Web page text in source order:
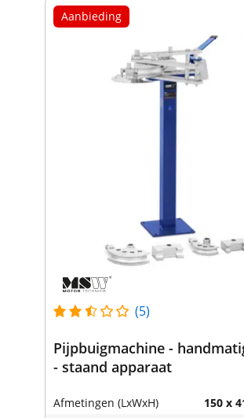
Aanbieding
(5)
Pijpbuigmachine -
- staand apparaat
Afmetingen (LxWxH) 150 x